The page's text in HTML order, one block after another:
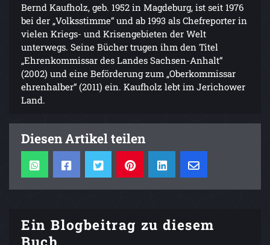
Bernd Kaufholz, geb. 1952 in Magdeburg, ist seit 1976
bei der „Volksstimme“ und ab 1993 als Chefreporter in
vielen Kriegs- und Krisengebieten der Welt
unterwegs. Seine Bücher trugen ihm den Titel
„Ehrenkommissar des Landes Sachsen-Anhalt“
(2002) und eine Beförderung zum „Oberkommissar
ehrenhalber“ (2011) ein. Kaufholz lebt im Jerichower
Land.
Diesen Artikel teilen
Ein Blogbeitrag zu diesem